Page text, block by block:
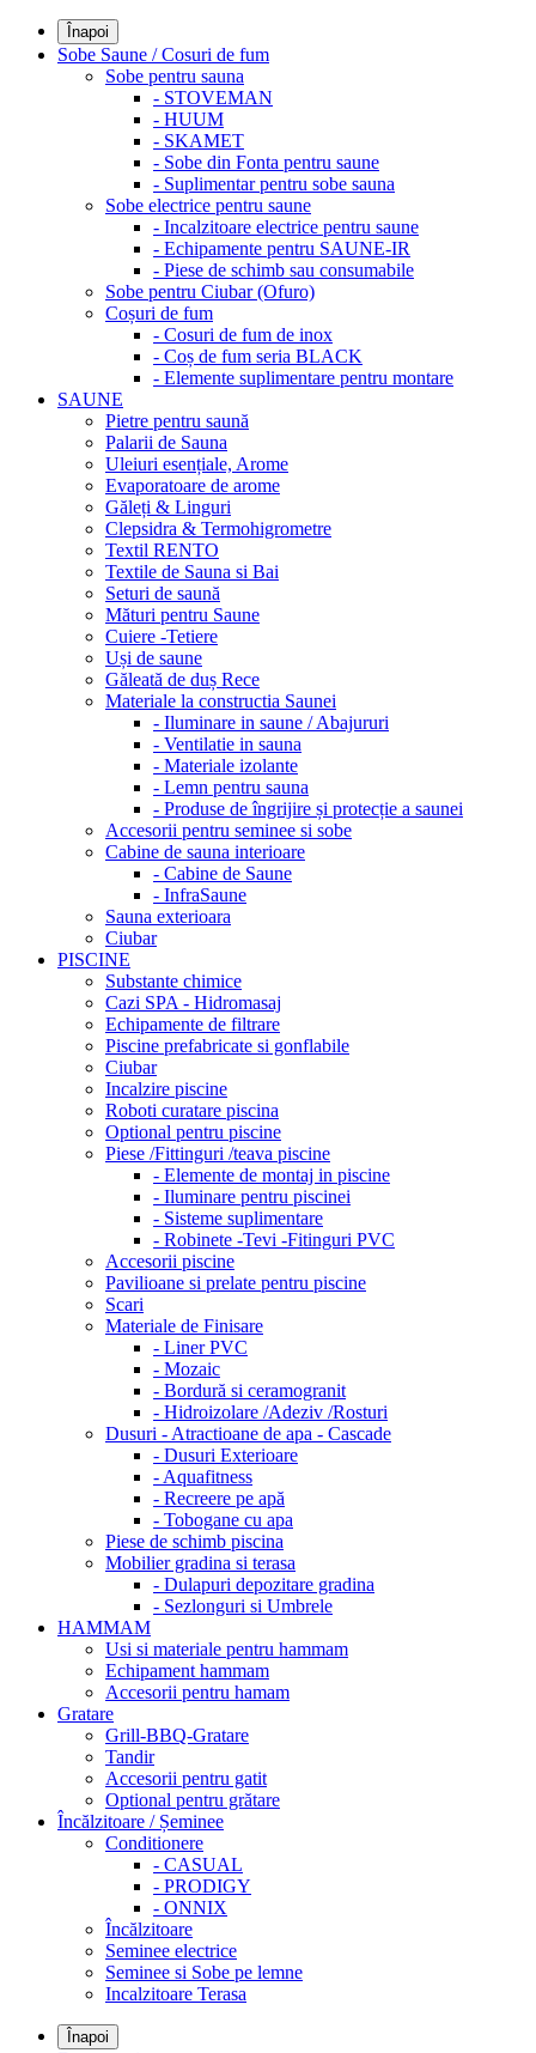
Înapoi
Sobe Saune / Cosuri de fum
Sobe pentru sauna
- STOVEMAN
- HUUM
- SKAMET
- Sobe din Fonta pentru saune
- Suplimentar pentru sobe sauna
Sobe electrice pentru saune
- Incalzitoare electrice pentru saune
- Echipamente pentru SAUNE-IR
- Piese de schimb sau consumabile
Sobe pentru Ciubar (Ofuro)
Coșuri de fum
- Cosuri de fum de inox
- Coș de fum seria BLACK
- Elemente suplimentare pentru montare
SAUNE
Pietre pentru saună
Palarii de Sauna
Uleiuri esențiale, Arome
Evaporatoare de arome
Găleți & Linguri
Clepsidra & Termohigrometre
Textil RENTO
Textile de Sauna si Bai
Seturi de saună
Mături pentru Saune
Cuiere -Tetiere
Uși de saune
Găleată de duș Rece
Materiale la constructia Saunei
- Iluminare in saune / Abajururi
- Ventilatie in sauna
- Materiale izolante
- Lemn pentru sauna
- Produse de îngrijire și protecție a saunei
Accesorii pentru seminee si sobe
Cabine de sauna interioare
- Cabine de Saune
- InfraSaune
Sauna exterioara
Ciubar
PISCINE
Substante chimice
Cazi SPA - Hidromasaj
Echipamente de filtrare
Piscine prefabricate si gonflabile
Ciubar
Incalzire piscine
Roboti curatare piscina
Optional pentru piscine
Piese /Fittinguri /teava piscine
- Elemente de montaj in piscine
- Iluminare pentru piscinei
- Sisteme suplimentare
- Robinete -Tevi -Fitinguri PVC
Accesorii piscine
Pavilioane si prelate pentru piscine
Scari
Materiale de Finisare
- Liner PVC
- Mozaic
- Bordură si ceramogranit
- Hidroizolare /Adeziv /Rosturi
Dusuri - Atractioane de apa - Cascade
- Dusuri Exterioare
- Aquafitness
- Recreere pe apă
- Tobogane cu apa
Piese de schimb piscina
Mobilier gradina si terasa
- Dulapuri depozitare gradina
- Sezlonguri si Umbrele
HAMMAM
Usi si materiale pentru hammam
Echipament hammam
Accesorii pentru hamam
Gratare
Grill-BBQ-Gratare
Tandir
Accesorii pentru gatit
Optional pentru grătare
Încălzitoare / Șeminee
Conditionere
- CASUAL
- PRODIGY
- ONNIX
Încălzitoare
Seminee electrice
Seminee si Sobe pe lemne
Incalzitoare Terasa
Înapoi